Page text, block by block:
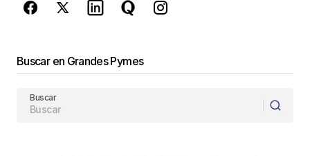
Buscar en Grandes Pymes
Buscar